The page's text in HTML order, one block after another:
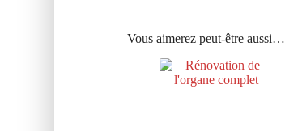
Vous aimerez peut-être aussi…